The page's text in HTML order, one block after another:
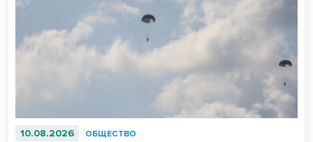
10.08.2026 ОБЩЕСТВО